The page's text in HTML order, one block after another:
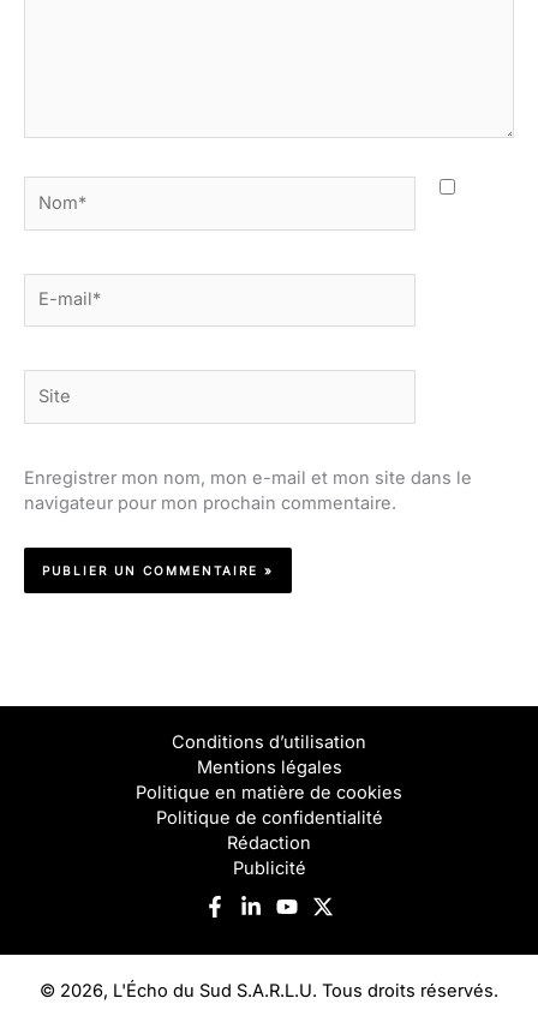
mail*
Enregistrer mon nom, mon e-mail et mon site dans le
navigateur pour mon prochain commentaire.
Conditions d’utilisation
Mentions légales
Politique en matière de cookies
Politique de confidentialité
Rédaction
Publicité
© 2026, L'Écho du Sud S.A.R.L.U. Tous droits réservés.